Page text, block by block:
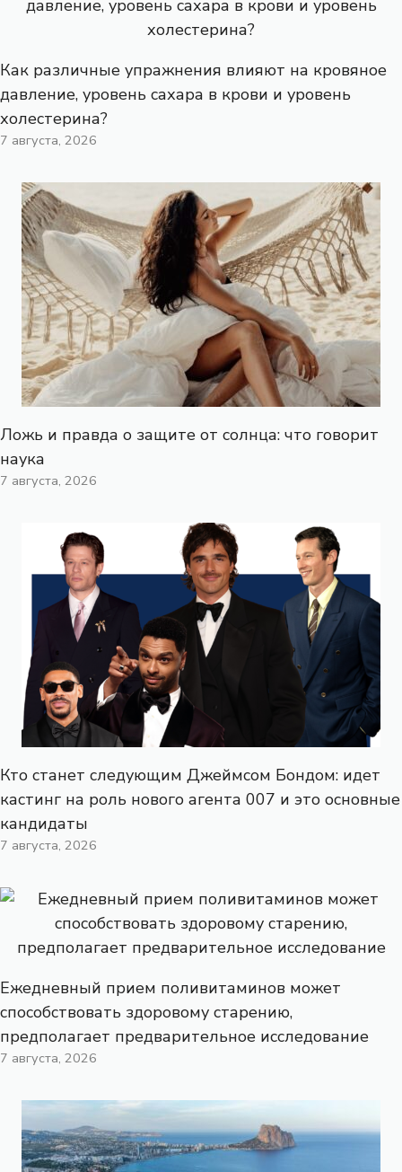
Как различные упражнения влияют на кровяное
давление, уровень сахара в крови и уровень
холестерина?
7 августа, 2026
Ложь и правда о защите от солнца: что говорит
наука
7 августа, 2026
Кто станет следующим Джеймсом Бондом: идет
кастинг на роль нового агента 007 и это основные
кандидаты
7 августа, 2026
Ежедневный прием поливитаминов может
способствовать здоровому старению,
предполагает предварительное исследование
7 августа, 2026